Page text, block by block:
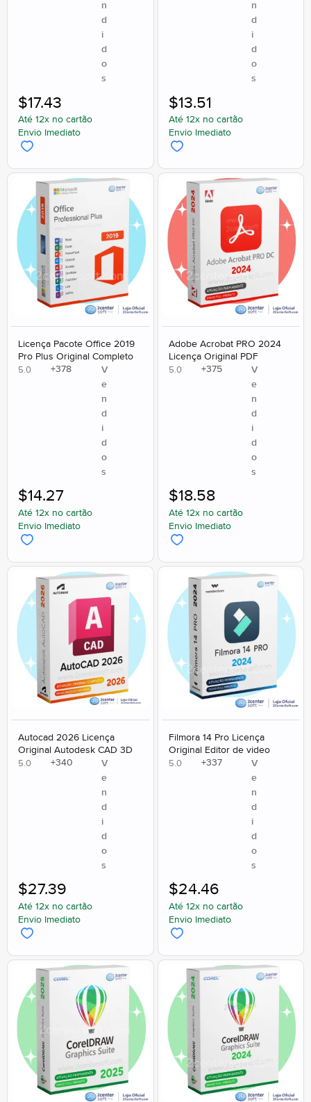
n
d
i
d
o
s
Até 12x no cartão
Envio Imediato
$17.43
n
d
i
d
o
s
Até 12x no cartão
Envio Imediato
$13.51
Licença Pacote Office 2019
Pro Plus Original Completo
5.0 +378
V
e
n
d
i
d
o
s
Até 12x no cartão
Envio Imediato
$14.27
Adobe Acrobat PRO 2024
Licença Original PDF
5.0 +375
V
e
n
d
i
d
o
s
Até 12x no cartão
Envio Imediato
$18.58
Autocad 2026 Licença
Original Autodesk CAD 3D
5.0 +340
V
e
n
d
i
d
o
s
Até 12x no cartão
Envio Imediato
$27.39
Filmora 14 Pro Licença
Original Editor de video
5.0 +337
V
e
n
d
i
d
o
s
Até 12x no cartão
Envio Imediato
$24.46